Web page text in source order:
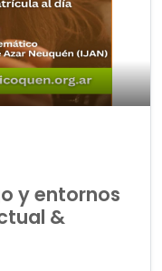
y entornos
&